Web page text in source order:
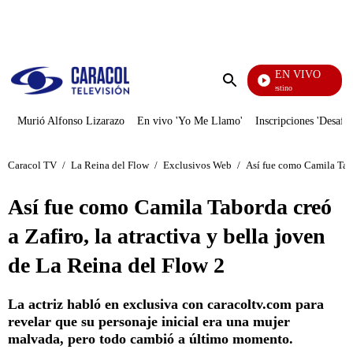
Enviar
EN VIVO
El
Murió Alfonso Lizarazo En vivo 'Yo Me Llamo' Inscripciones
Caracol TV / La Reina del Flow / Exclusivos Web / Así fue como Camila
Así fue como Camila Taborda creó
a Zafiro, la atractiva y bella joven
de La Reina del Flow 2
La actriz habló en exclusiva con caracoltv.com para
revelar que su personaje inicial era una mujer
malvada, pero todo cambió a último momento.